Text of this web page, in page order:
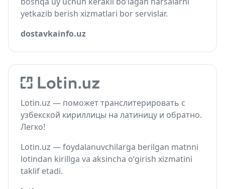
yetkazib berish xizmatlari bor servislar.
dostavkainfo.uz
Lotin.uz — поможет транслитерировать с
узбекской кириллицы на латиницу и обратно.
Легко!
Lotin.uz — foydalanuvchilarga berilgan matnni
lotindan kirillga va aksincha o‘girish xizmatini
taklif etadi.